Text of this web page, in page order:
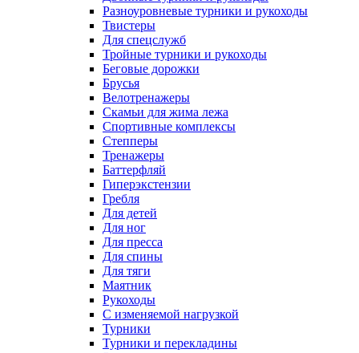
Разноуровневые турники и рукоходы
Твистеры
Для спецслужб
Тройные турники и рукоходы
Беговые дорожки
Брусья
Велотренажеры
Скамьи для жима лежа
Спортивные комплексы
Степперы
Тренажеры
Баттерфляй
Гиперэкстензии
Гребля
Для детей
Для ног
Для пресса
Для спины
Для тяги
Маятник
Рукоходы
С изменяемой нагрузкой
Турники
Турники и перекладины